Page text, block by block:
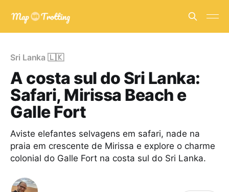
Sri Lanka 🇱🇰
A costa sul do Sri Lanka:
Safari, Mirissa Beach e
Galle Fort
Aviste elefantes selvagens em safari, nade na
praia em crescente de Mirissa e explore o charme
colonial do Galle Fort na costa sul do Sri Lanka.